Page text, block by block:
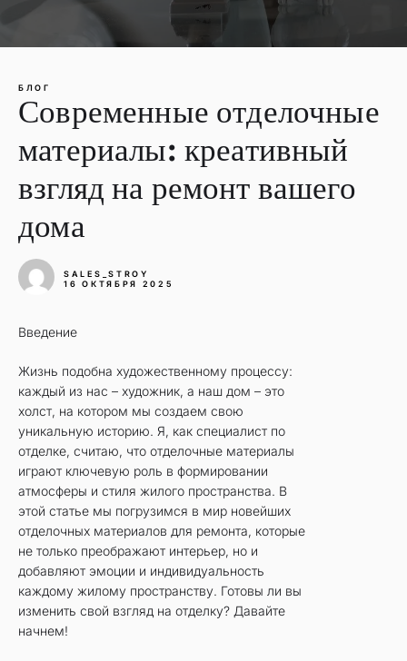
БЛОГ
Современные отделочные
материалы: креативный
взгляд на ремонт вашего
дома
SALES_STROY
16 ОКТЯБРЯ 2025
Введение
Жизнь подобна художественному процессу:
каждый из нас – художник, а наш дом – это
холст, на котором мы создаем свою
уникальную историю. Я, как специалист по
отделке, считаю, что отделочные материалы
играют ключевую роль в формировании
атмосферы и стиля жилого пространства. В
этой статье мы погрузимся в мир новейших
отделочных материалов для ремонта, которые
не только преображают интерьер, но и
добавляют эмоции и индивидуальность
каждому жилому пространству. Готовы ли вы
изменить свой взгляд на отделку? Давайте
начнем!